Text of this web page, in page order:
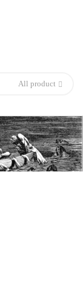
All product